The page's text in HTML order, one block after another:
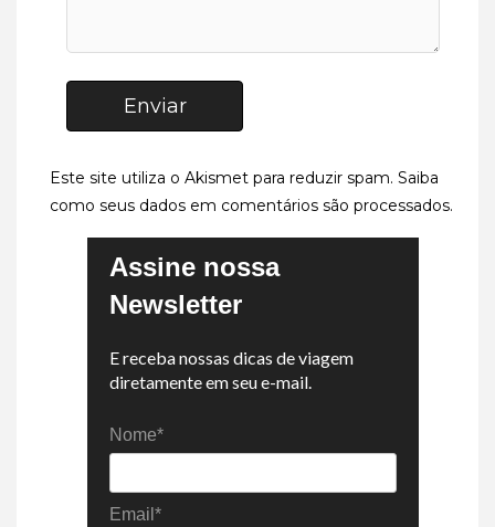
Enviar
Este site utiliza o Akismet para reduzir spam. Saiba
como seus dados em comentários são processados.
Assine nossa
Newsletter
E receba nossas dicas de viagem
diretamente em seu e-mail.
Nome*
Email*